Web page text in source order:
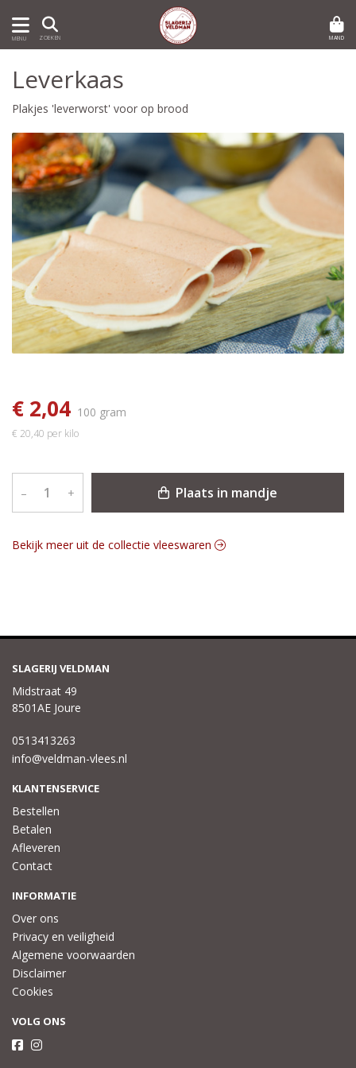
MENU ZOEKEN MAND
Leverkaas
Plakjes 'leverworst' voor op brood
€ 2,04 100 gram
€ 20,40 per kilo
– + Plaats in mandje
Bekijk meer uit de collectie vleeswaren
SLAGERIJ VELDMAN
Midstraat 49
8501AE Joure
0513413263
info@veldman-vlees.nl
KLANTENSERVICE
Bestellen
Betalen
Afleveren
Contact
INFORMATIE
Over ons
Privacy en veiligheid
Algemene voorwaarden
Disclaimer
Cookies
VOLG ONS